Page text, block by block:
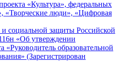
«Культура», федеральных
«Творческие люди», «Цифровая
социальной защиты Российской
«Об утверждении
«Руководитель образовательной
(Зарегистрирован